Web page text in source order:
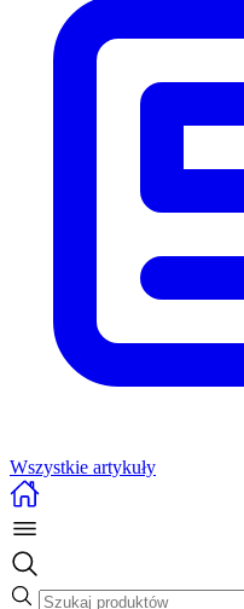
Wszystkie artykuły